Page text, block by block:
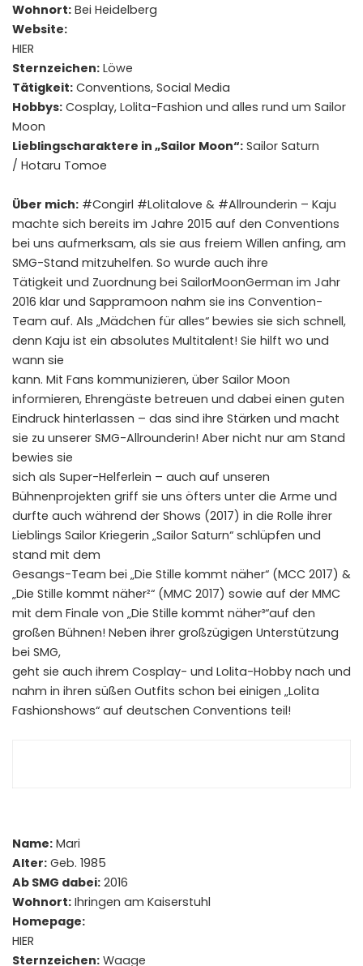
Wohnort: Bei Heidelberg
Website:
HIER
Sternzeichen: Löwe
Tätigkeit: Conventions, Social Media
Hobbys: Cosplay, Lolita-Fashion und alles rund um Sailor
Moon
Lieblingscharaktere in „Sailor Moon“: Sailor Saturn
/ Hotaru Tomoe
Über mich: #Congirl #Lolitalove & #Allrounderin – Kaju
machte sich bereits im Jahre 2015 auf den Conventions
bei uns aufmerksam, als sie aus freiem Willen anfing, am
SMG-Stand mitzuhelfen. So wurde auch ihre
Tätigkeit und Zuordnung bei SailorMoonGerman im Jahr
2016 klar und Sappramoon nahm sie ins Convention-
Team auf. Als „Mädchen für alles“ bewies sie sich schnell,
denn Kaju ist ein absolutes Multitalent! Sie hilft wo und
wann sie
kann. Mit Fans kommunizieren, über Sailor Moon
informieren, Ehrengäste betreuen und dabei einen guten
Eindruck hinterlassen – das sind ihre Stärken und macht
sie zu unserer SMG-Allrounderin! Aber nicht nur am Stand
bewies sie
sich als Super-Helferlein – auch auf unseren
Bühnenprojekten griff sie uns öfters unter die Arme und
durfte auch während der Shows (2017) in die Rolle ihrer
Lieblings Sailor Kriegerin „Sailor Saturn“ schlüpfen und
stand mit dem
Gesangs-Team bei „Die Stille kommt näher“ (MCC 2017) &
„Die Stille kommt näher²“ (MMC 2017) sowie auf der MMC
mit dem Finale von „Die Stille kommt näher³“auf den
großen Bühnen! Neben ihrer großzügigen Unterstützung
bei SMG,
geht sie auch ihrem Cosplay- und Lolita-Hobby nach und
nahm in ihren süßen Outfits schon bei einigen „Lolita
Fashionshows“ auf deutschen Conventions teil!
Name: Mari
Alter: Geb. 1985
Ab SMG dabei: 2016
Wohnort: Ihringen am Kaiserstuhl
Homepage:
HIER
Sternzeichen: Waage